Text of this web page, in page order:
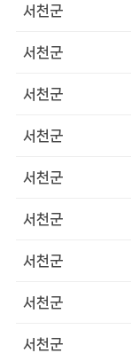
서천군
서천군
서천군
서천군
서천군
서천군
서천군
서천군
서천군